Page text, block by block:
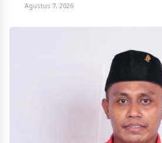
Agustus 7, 2026